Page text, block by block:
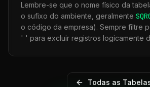
Lembre-se que o nome físico da
o sufixo do ambiente, geralmente SQR
o código da empresa). Sempre filtre
' ' para excluir registros logicamente
Todas as